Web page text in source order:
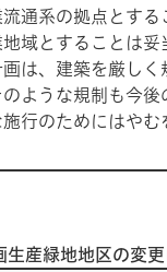
通系の拠点とする
域とすることは妥
は、建築を厳しく
ような規制も今後
行のためにはやむ
産緑地地区の変更